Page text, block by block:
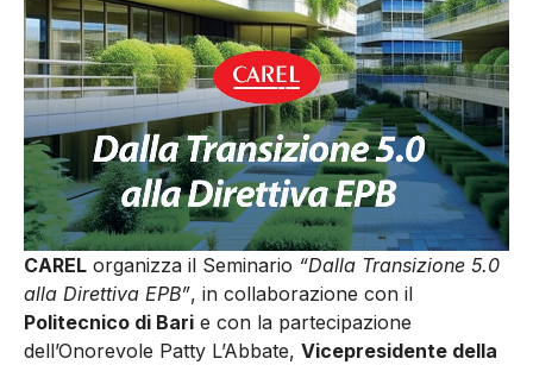
CAREL organizza il Seminario “Dalla Transizione 5.0
alla Direttiva EPB”, in collaborazione con il
Politecnico di Bari e con la partecipazione
dell’Onorevole Patty L’Abbate, Vicepresidente della